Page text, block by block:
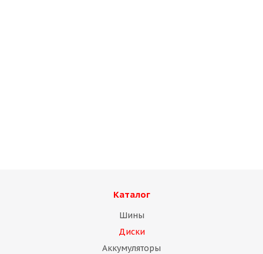
Каталог
Шины
Диски
Аккумуляторы